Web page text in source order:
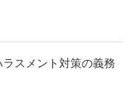
スメント対策の義務